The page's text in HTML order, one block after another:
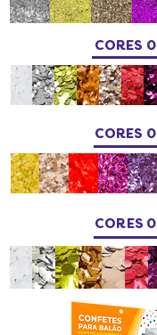
CORES
CORES
CORES